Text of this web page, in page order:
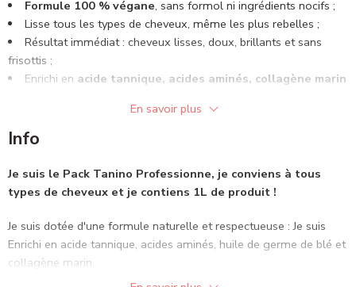
Les Avantages du Pack Alpha Tanino 1L :
Résultats Remarquables: Des cheveux lisses, doux et
soyeux dès la première utilisation.
Protection et Nutrition: Enrichi d’ingrédients nourrissants
comme l’extrait de caviar et l’huile d’argan, ce pack protège et
Tenue Longue Durée
Offrez à vos clients des cheveux parfaitement lissés et revitalisés
des cheveux sublimes et protégés.
( Ce produit est composé d’ingrédients naturels qui peuvent
présenter un risque allergique pour certaines personnes. Nous
Formule 100 % végane, sans formol ni ingrédients nocifs ;
Lisse tous les types de cheveux, même les plus rebelles ;
Résultat immédiat : cheveux lisses, doux, brillants et sans
frisottis ;
Enrichi en acide tannique, acides aminés, collagène marin
Sans brûlures, sans pellicules, sans irritation.
En savoir plus
Info
Je suis le Pack Tanino Professionne, je conviens à tous
types de cheveux et je contiens 1L de produit !
Je suis dotée d'une formule naturelle et respectueuse : Je suis
Enrichi en acide tannique, acides aminés, huile de germe de blé et
collagène marin.